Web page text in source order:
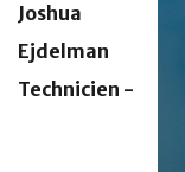
Joshua
Ejdelman
Technicien -